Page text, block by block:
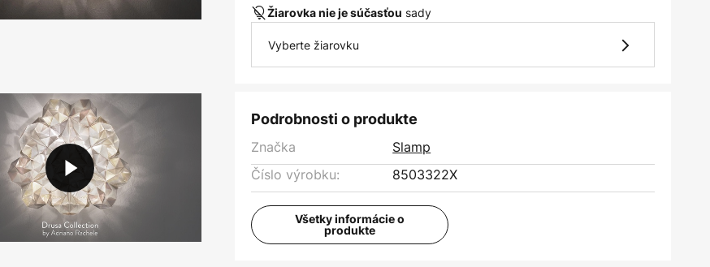
Žiarovka nie je súčasťou sady
Vyberte žiarovku
Podrobnosti o produkte
Značka
Slamp
Číslo výrobku:
8503322X
Všetky informácie o
produkte